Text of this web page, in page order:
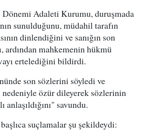
Adaleti Kurumu, duruşmada
sunulduğunu, müdahil tarafın
dinlendiğini ve sanığın son
ardından mahkemenin hükmü
ertelediğini bildirdi.
son sözlerini söyledi ve
özür dileyerek sözlerinin
savundu.
suçlamalar şu şekildeydi: